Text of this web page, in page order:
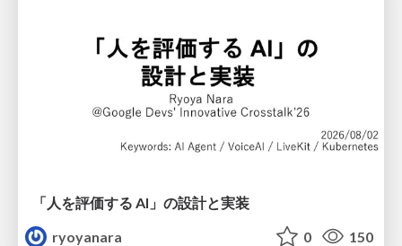
「人を評価する AI」の 設計と実装
ryoyanara
0 150